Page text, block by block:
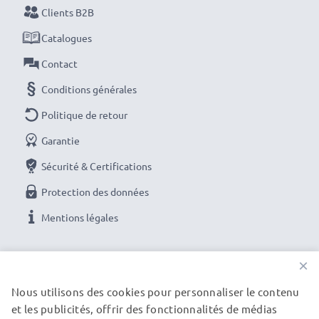
Clients B2B
Catalogues
Contact
Conditions générales
Politique de retour
Garantie
Sécurité & Certifications
Protection des données
Mentions légales
NOS PARTENAIRES DE LIVRAISON
×
Nous utilisons des cookies pour personnaliser le contenu
et les publicités, offrir des fonctionnalités de médias